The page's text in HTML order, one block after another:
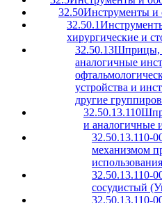
32.50Инструменты и
32.50.1
хирургические и
32.50.13Шприцы,
аналогичные
устройства и
другие
32.50.13.110
и аналогичные
32.50.13.110-
механизмом
32.50.13.110-
сосудистый
32.50.13.110-